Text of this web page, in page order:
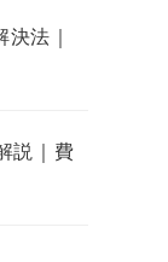
法｜
説｜費